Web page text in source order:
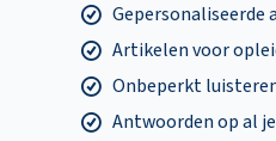
Gepersonaliseerde
Artikelen voor
Onbeperkt
Antwoorden op al